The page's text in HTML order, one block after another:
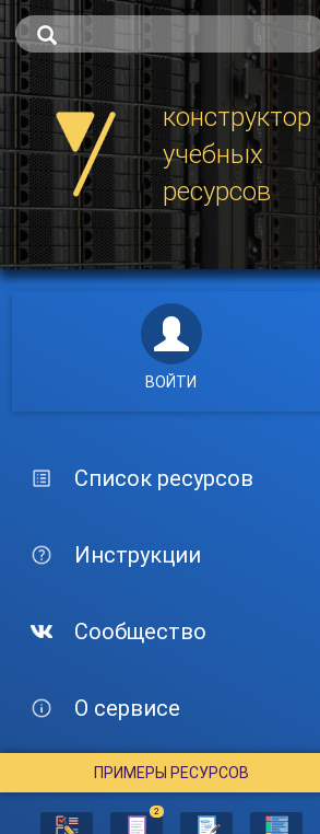
конструктор
учебных
ресурсов
ВОЙТИ
Список ресурсов
Инструкции
Сообщество
О сервисе
ПРИМЕРЫ РЕСУРСОВ
2